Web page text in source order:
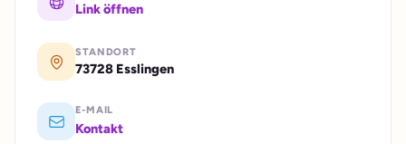
Link öffnen
STANDORT
73728 Esslingen
E-MAIL
Kontakt